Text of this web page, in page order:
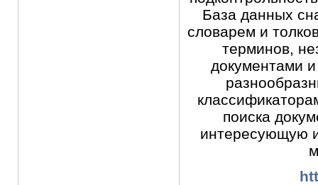
База данных
словарем и
терминов,
документами
поиска
интересующую